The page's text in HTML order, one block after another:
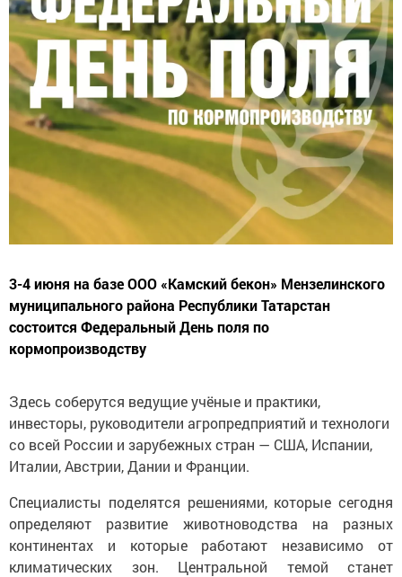
3-4 июня на базе ООО «Камский бекон» Мензелинского
муниципального района Республики Татарстан
состоится Федеральный День поля по
кормопроизводству
Здесь соберутся ведущие учёные и практики,
инвесторы, руководители агропредприятий и технологи
со всей России и зарубежных стран — США, Испании,
Италии, Австрии, Дании и Франции.
Специалисты поделятся решениями, которые сегодня
определяют развитие животноводства на разных
континентах и которые работают независимо от
климатических зон. Центральной темой станет